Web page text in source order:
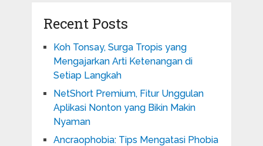
Recent Posts
Koh Tonsay, Surga Tropis yang
Mengajarkan Arti Ketenangan di
Setiap Langkah
NetShort Premium, Fitur Unggulan
Aplikasi Nonton yang Bikin Makin
Nyaman
Ancraophobia: Tips Mengatasi Phobia